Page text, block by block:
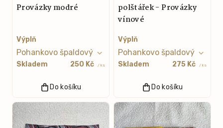
Provázky modré
Výplň
Skladem 250 Kč / ks
Do košíku
polštářek - Provázky
vínové
Výplň
Skladem 275 Kč / ks
Do košíku